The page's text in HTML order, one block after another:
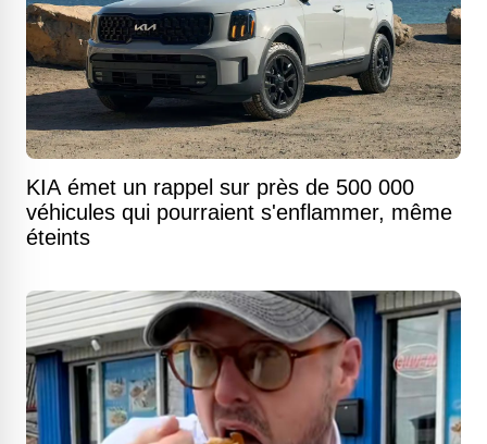
KIA émet un rappel sur près de 500 000
véhicules qui pourraient s'enflammer, même
éteints